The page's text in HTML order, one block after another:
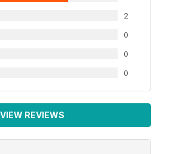
2
0
0
0
VIEW REVIEWS